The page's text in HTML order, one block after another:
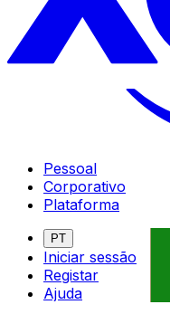
Pessoal
Corporativo
Plataforma
PT
Iniciar sessão
Registar
Ajuda